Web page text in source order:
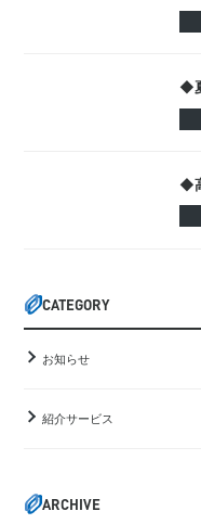
◆
◆
CATEGORY
お知らせ
紹介サービス
ARCHIVE